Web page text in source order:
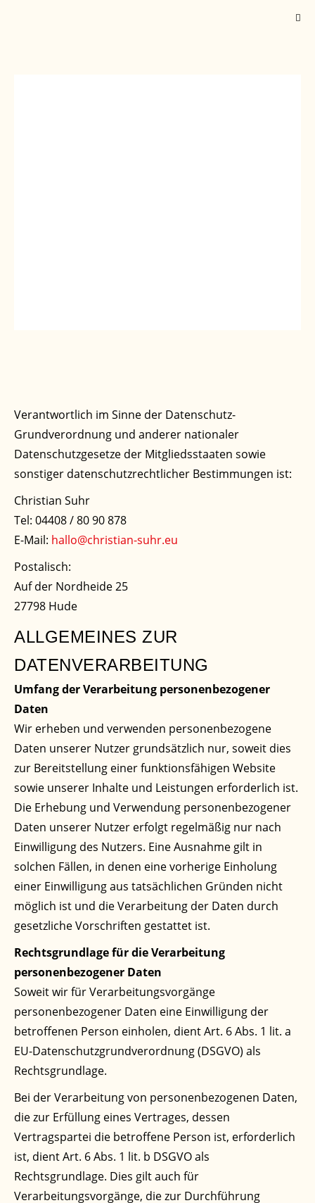
Verantwortlich im Sinne der Datenschutz-
Grundverordnung und anderer nationaler
Datenschutzgesetze der Mitgliedsstaaten sowie
sonstiger datenschutzrechtlicher Bestimmungen ist:
Christian Suhr
Tel: 04408 / 80 90 878
E-Mail: hallo@christian-suhr.eu
Postalisch:
Auf der Nordheide 25
27798 Hude
ALLGEMEINES ZUR
DATENVERARBEITUNG
Umfang der Verarbeitung personenbezogener
Daten
Wir erheben und verwenden personenbezogene
Daten unserer Nutzer grundsätzlich nur, soweit dies
zur Bereitstellung einer funktionsfähigen Website
sowie unserer Inhalte und Leistungen erforderlich ist.
Die Erhebung und Verwendung personenbezogener
Daten unserer Nutzer erfolgt regelmäßig nur nach
Einwilligung des Nutzers. Eine Ausnahme gilt in
solchen Fällen, in denen eine vorherige Einholung
einer Einwilligung aus tatsächlichen Gründen nicht
möglich ist und die Verarbeitung der Daten durch
gesetzliche Vorschriften gestattet ist.
Rechtsgrundlage für die Verarbeitung
personenbezogener Daten
Soweit wir für Verarbeitungsvorgänge
personenbezogener Daten eine Einwilligung der
betroffenen Person einholen, dient Art. 6 Abs. 1 lit. a
EU-Datenschutzgrundverordnung (DSGVO) als
Rechtsgrundlage.
Bei der Verarbeitung von personenbezogenen Daten,
die zur Erfüllung eines Vertrages, dessen
Vertragspartei die betroffene Person ist, erforderlich
ist, dient Art. 6 Abs. 1 lit. b DSGVO als
Rechtsgrundlage. Dies gilt auch für
Verarbeitungsvorgänge, die zur Durchführung